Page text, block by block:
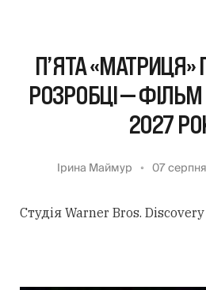
П’ЯТА «МАТРИЦЯ»
РОЗРОБЦІ —
2027
Ірина Маймур 07
Студія Warner Bros.